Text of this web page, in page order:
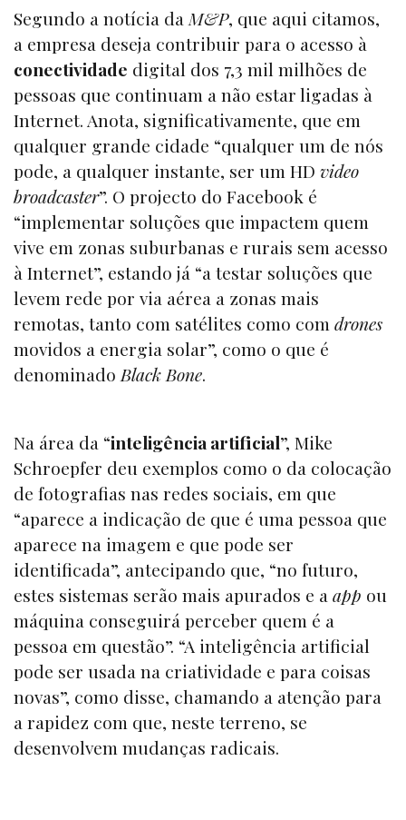
Segundo a notícia da M&P, que aqui citamos,
a empresa deseja contribuir para o acesso à
conectividade digital dos 7,3 mil milhões de
pessoas que continuam a não estar ligadas à
Internet. Anota, significativamente, que em
qualquer grande cidade “qualquer um de nós
pode, a qualquer instante, ser um HD video
broadcaster”. O projecto do Facebook é
“implementar soluções que impactem quem
vive em zonas suburbanas e rurais sem acesso
à Internet”, estando já “a testar soluções que
levem rede por via aérea a zonas mais
remotas, tanto com satélites como com drones
movidos a energia solar”, como o que é
denominado Black Bone.
Na área da “inteligência artificial”, Mike
Schroepfer deu exemplos como o da colocação
de fotografias nas redes sociais, em que
“aparece a indicação de que é uma pessoa que
aparece na imagem e que pode ser
identificada”, antecipando que, “no futuro,
estes sistemas serão mais apurados e a app ou
máquina conseguirá perceber quem é a
pessoa em questão”. “A inteligência artificial
pode ser usada na criatividade e para coisas
novas”, como disse, chamando a atenção para
a rapidez com que, neste terreno, se
desenvolvem mudanças radicais.